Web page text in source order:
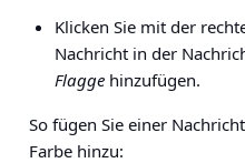
Klicken Sie mit der
Nachricht in der
Flaggehinzufügen.
So fügen Sie einer
Farbe hinzu: